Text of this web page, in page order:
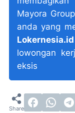
Mayora
anda yang
Lokernesia.id
lowongan
eksis